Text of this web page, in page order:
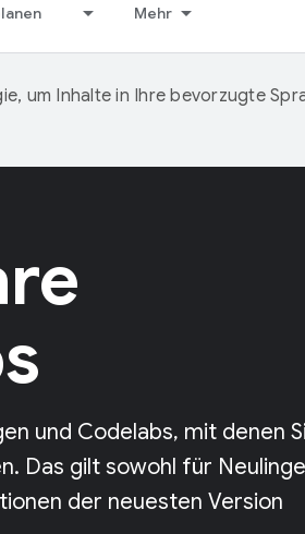
Mehr
um Inhalte in Ihre bevorzugte
und Codelabs, mit denen
Das gilt sowohl für Neulinge
der neuesten Version